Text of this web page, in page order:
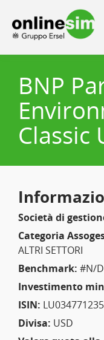
BNP
Classic
Società di
Categoria
ALTRI SETTORI
Benchmark: #N/D
Investimento
ISIN:
Divisa: USD